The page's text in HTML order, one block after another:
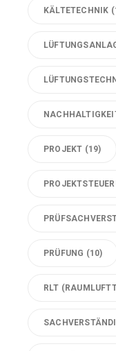
KÄLTETECHNIK
PROJEKT (19)
PRÜFUNG (10)
RLT